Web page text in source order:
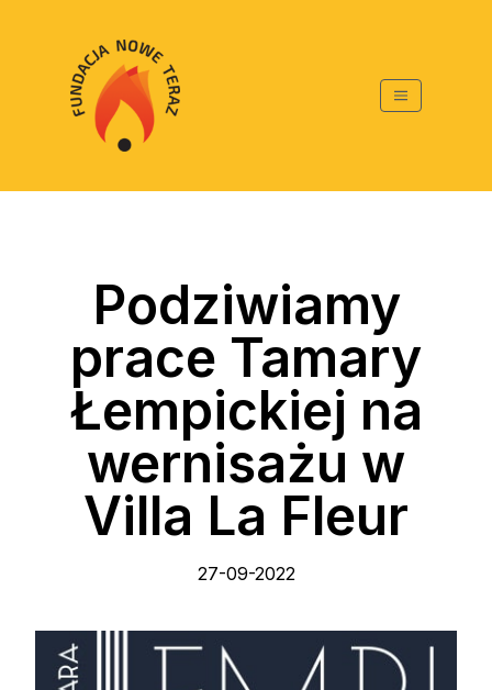
Podziwiamy
prace Tamary
Łempickiej na
wernisażu w
Villa La Fleur
27-09-2022